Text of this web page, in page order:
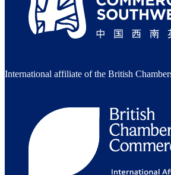
International affiliate of the British